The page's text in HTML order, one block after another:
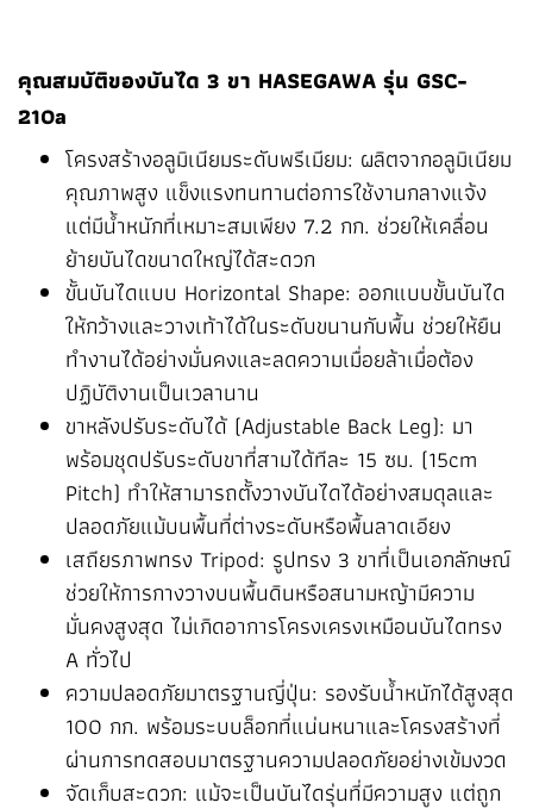
คุณสมบัติของบันได 3 ขา HASEGAWA รุ่น GSC-
210a
โครงสร้างอลูมิเนียมระดับพรีเมียม: ผลิตจากอลูมิเนียม
คุณภาพสูง แข็งแรงทนทานต่อการใช้งานกลางแจ้ง
แต่มีน้ำหนักที่เหมาะสมเพียง 7.2 กก. ช่วยให้เคลื่อน
ย้ายบันไดขนาดใหญ่ได้สะดวก
ขั้นบันไดแบบ Horizontal Shape: ออกแบบขั้นบันได
ให้กว้างและวางเท้าได้ในระดับขนานกับพื้น ช่วยให้ยืน
ทำงานได้อย่างมั่นคงและลดความเมื่อยล้าเมื่อต้อง
ปฏิบัติงานเป็นเวลานาน
ขาหลังปรับระดับได้ (Adjustable Back Leg): มา
พร้อมชุดปรับระดับขาที่สามได้ทีละ 15 ซม. (15cm
Pitch) ทำให้สามารถตั้งวางบันไดได้อย่างสมดุลและ
ปลอดภัยแม้บนพื้นที่ต่างระดับหรือพื้นลาดเอียง
เสถียรภาพทรง Tripod: รูปทรง 3 ขาที่เป็นเอกลักษณ์
ช่วยให้การกางวางบนพื้นดินหรือสนามหญ้ามีความ
มั่นคงสูงสุด ไม่เกิดอาการโครงเครงเหมือนบันไดทรง
A ทั่วไป
ความปลอดภัยมาตรฐานญี่ปุ่น: รองรับน้ำหนักได้สูงสุด
100 กก. พร้อมระบบล็อกที่แน่นหนาและโครงสร้างที่
ผ่านการทดสอบมาตรฐานความปลอดภัยอย่างเข้มงวด
จัดเก็บสะดวก: แม้จะเป็นบันไดรุ่นที่มีความสูง แต่ถูก